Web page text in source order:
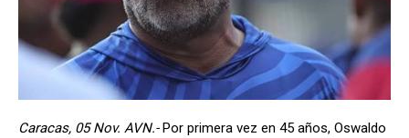
Caracas, 05 Nov. AVN.-Por primera vez en 45 años, Oswaldo